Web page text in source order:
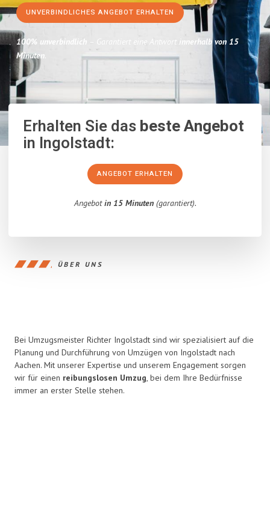
UNVERBINDLICHES ANGEBOT ERHALTEN
100% unverbindlich – Garantiert eine Antwort innerhalb von 15
Minuten.
Erhalten Sie dasbeste Angebot
in Ingolstadt:
ANGEBOT ERHALTEN
Angebotin 15 Minuten(garantiert).
ÜBER UNS
Bei Umzugsmeister Richter Ingolstadt sind wir spezialisiert auf die
Planung und Durchführung von Umzügen von Ingolstadt nach
Aachen. Mit unserer Expertise und unserem Engagement sorgen
wir für einen reibungslosen Umzug, bei dem Ihre Bedürfnisse
immer an erster Stelle stehen.